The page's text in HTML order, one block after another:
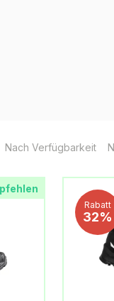
Nach Verfügbarkeit
Rabatt
32%